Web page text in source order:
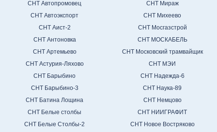
СНТ Автопромовец
СНТ Автоэкспорт
СНТ Аист-2
СНТ Антоновка
СНТ Артемьево
СНТ Астурия-Ляхово
СНТ Барыбино
СНТ Барыбино-3
СНТ Батина Лощина
СНТ Белые столбы
СНТ Белые Столбы-2
СНТ Мираж
СНТ Михеево
СНТ Мосгазстрой
СНТ МОСКАБЕЛЬ
СНТ Московский трамвайщик
СНТ МЭИ
СНТ Надежда-6
СНТ Наука-89
СНТ Немцово
СНТ НИИГРАФИТ
СНТ Новое Востряково